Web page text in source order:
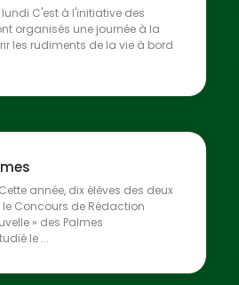
C'est à l'initiative des
organisés une journée à la
les rudiments de la vie à bord
année, dix élèves des deux
Concours de Rédaction
» des Palmes
le ...